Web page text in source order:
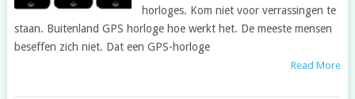
horloges. Kom niet voor verrassingen te
staan. Buitenland GPS horloge hoe werkt het. De meeste mensen
beseffen zich niet. Dat een GPS-horloge
Read More